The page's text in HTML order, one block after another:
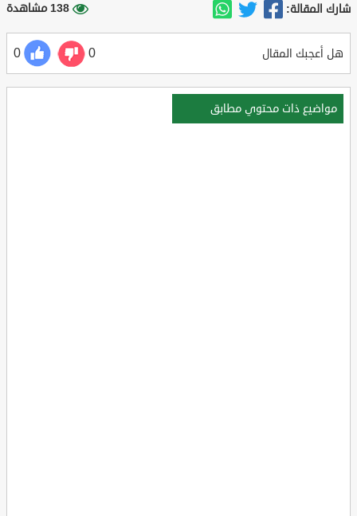
شارك المقالة: 138 مشاهدة
هل أعجبك المقال 0
0
مواضيع ذات محتوي مطابق